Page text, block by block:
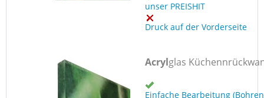
unser PREISHIT
Druck auf der Vorderseite
Acrylglas
Einfache Bearbeitung